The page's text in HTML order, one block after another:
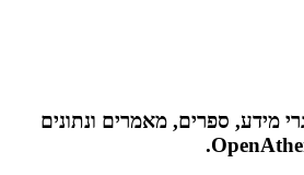
מידע, ספרים, מאמרים ונתונים